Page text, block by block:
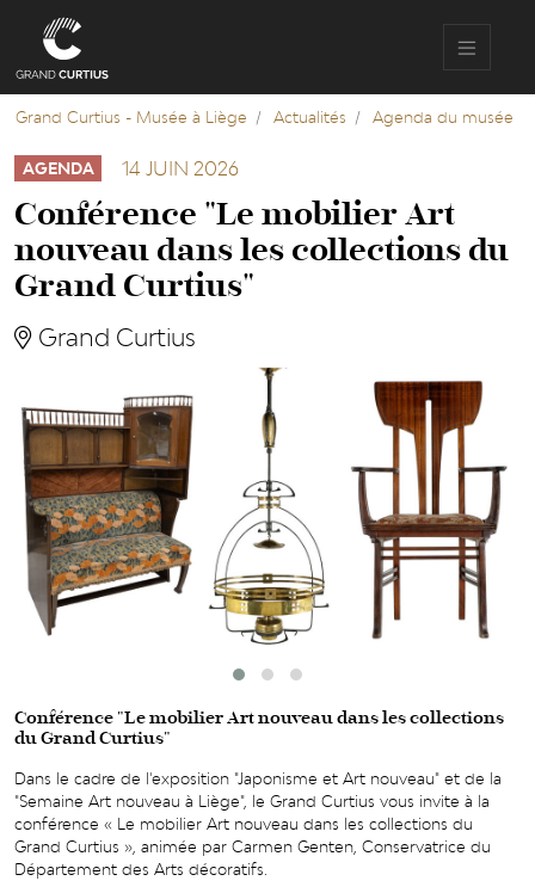
contenu
principal
Grand Curtius - Musée à Liège
Actualités Agenda du musée
AGENDA 14 JUIN 2026
Conférence "Le mobilier Art
nouveau dans les collections du
Grand Curtius"
Grand Curtius
Conférence "Le mobilier Art nouveau dans les collections
du Grand Curtius"
Dans le cadre de l'exposition "Japonisme et Art nouveau" et de la
"Semaine Art nouveau à Liège", le Grand Curtius vous invite à la
conférence « Le mobilier Art nouveau dans les collections du
Grand Curtius », animée par Carmen Genten, Conservatrice du
Département des Arts décoratifs.